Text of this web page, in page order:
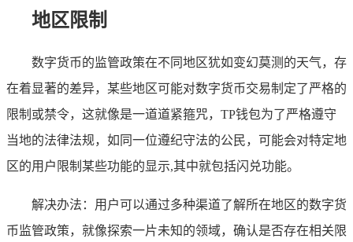
地区限制
数字货币的监管政策在不同地区犹如变幻莫测的天气，存
在着显著的差异，某些地区可能对数字货币交易制定了严格的
限制或禁令，这就像是一道道紧箍咒，TP钱包为了严格遵守
当地的法律法规，如同一位遵纪守法的公民，可能会对特定地
区的用户限制某些功能的显示,其中就包括闪兑功能。
解决办法：用户可以通过多种渠道了解所在地区的数字货
币监管政策，就像探索一片未知的领域，确认是否存在相关限